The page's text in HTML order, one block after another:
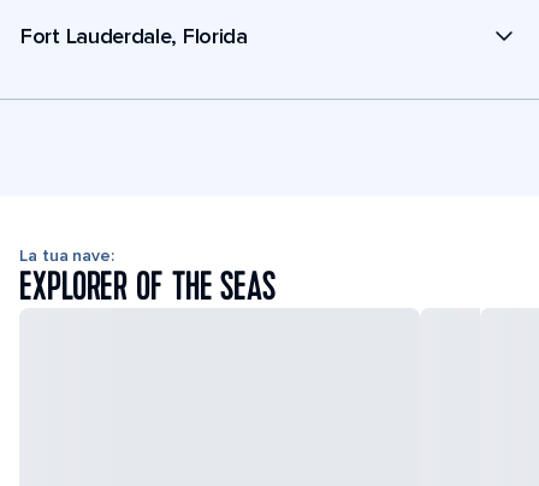
Fort Lauderdale, Florida
La tua nave:
EXPLORER OF THE SEAS